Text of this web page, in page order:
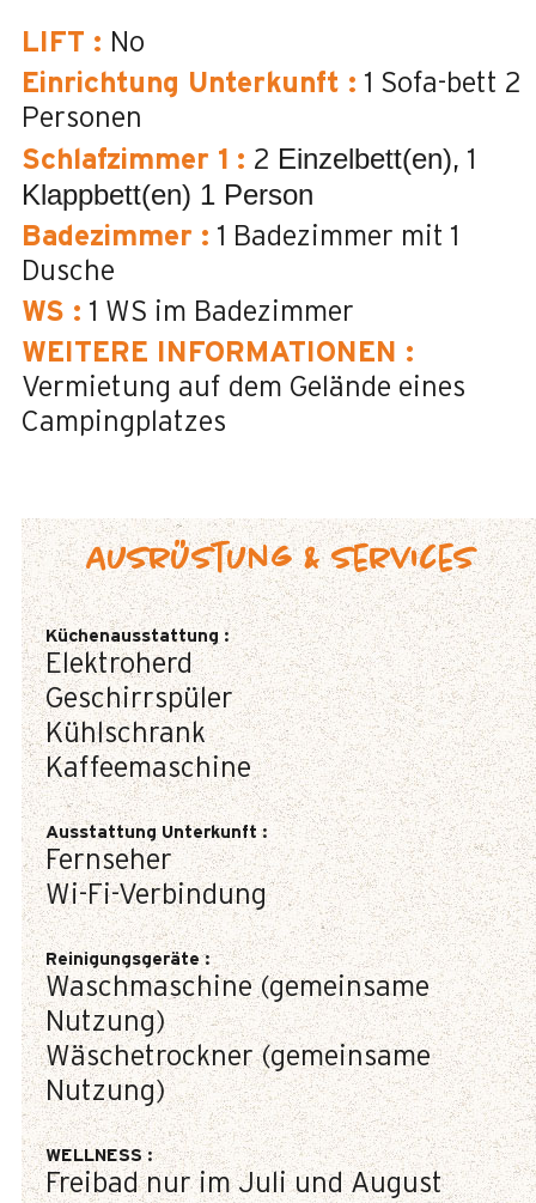
LIFT : No
Einrichtung Unterkunft : 1 Sofa-bett 2
Personen
Schlafzimmer 1 : 2 Einzelbett(en) 1
Klappbett(en) 1 Person
Badezimmer : 1 Badezimmer mit 1
Dusche
WS : 1 WS im Badezimmer
WEITERE INFORMATIONEN :
Vermietung auf dem Gelände eines
Campingplatzes
Ausrüstung & Services
Küchenausstattung :
Elektroherd
Geschirrspüler
Kühlschrank
Kaffeemaschine
Ausstattung Unterkunft:
Fernseher
Wi-Fi-Verbindung
Reinigungsgeräte:
Waschmaschine (gemeinsame
Nutzung)
Wäschetrockner (gemeinsame
Nutzung)
WELLNESS:
Freibad nur im Juli und August